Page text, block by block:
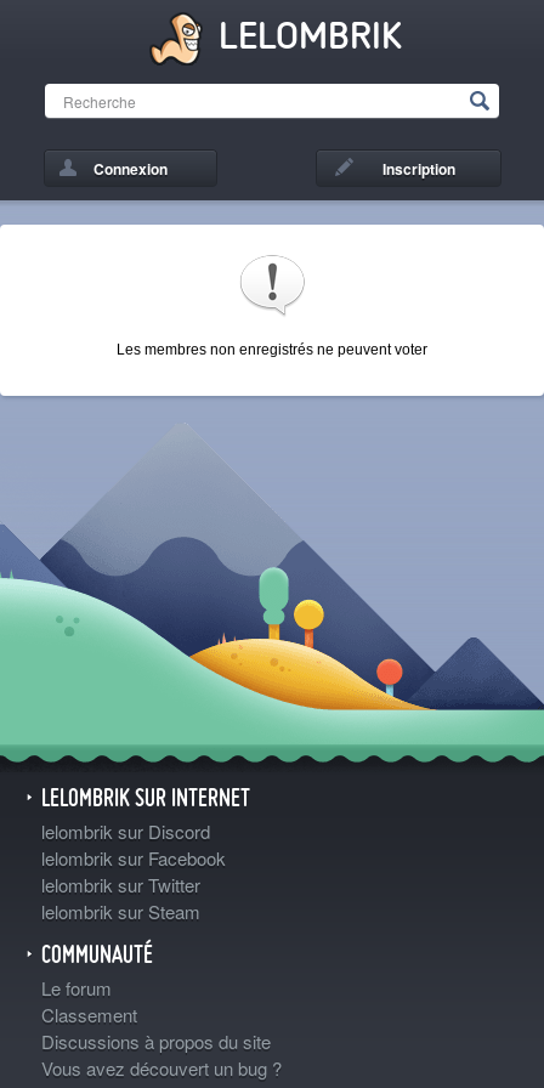
LELOMBRIK
Connexion Inscription
Les membres non enregistrés ne peuvent voter
LELOMBRIK SUR INTERNET
lelombrik sur Discord
lelombrik sur Facebook
lelombrik sur Twitter
lelombrik sur Steam
COMMUNAUTÉ
Le forum
Classement
Discussions à propos du site
Vous avez découvert un bug ?